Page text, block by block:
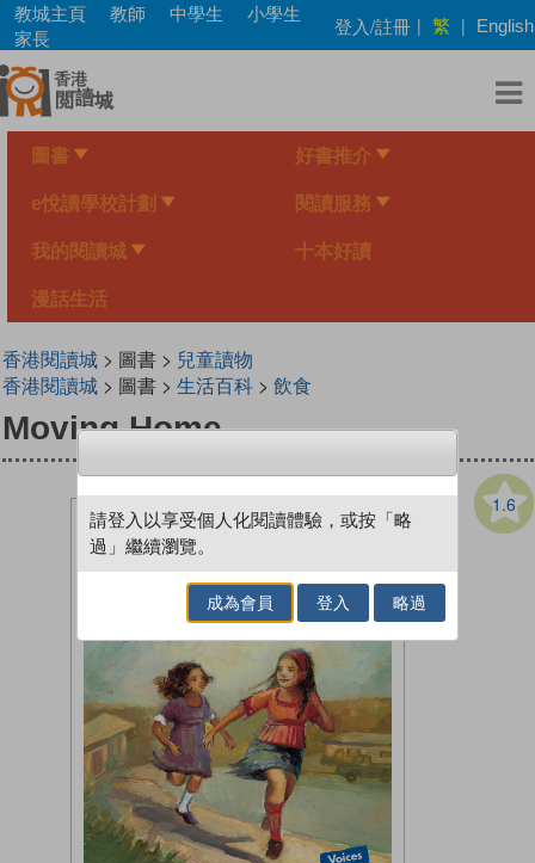
Skip
main
content
教城主頁 教師 中學生
小學生
家長
登入/註冊 | 繁 | English
圖書 好書推介
e悅讀學校計劃 閱讀服務
我的閱讀城 十本好讀
漫話生活
香港閱讀城> 圖書 > 兒童讀物
香港閱讀城> 圖書 > 生活百科> 飲食
Moving Home
1.6
請登入以享受個人化閱讀體驗，或按「略
過」繼續瀏覽。
成為會員 登入 略過